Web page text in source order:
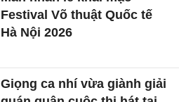
Festival Võ thuật Quốc tế
Hà Nội 2026
Giọng ca nhí vừa giành giải